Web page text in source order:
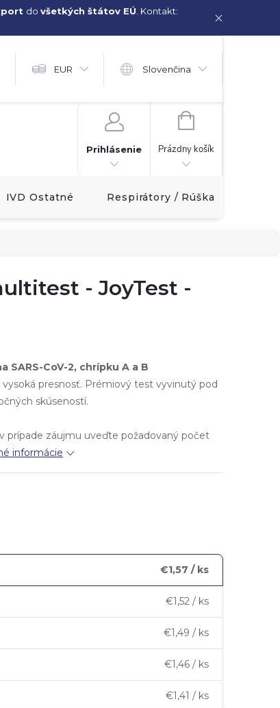
do všetkých štátov EÚ . Kontakt:
EUR Slovenčina
Prihlásenie
NÁKUPNÝ
Prázdny košík
IVD Ostatné Respirátory / Rúška
- JoyTest -
SARS-CoV-2, chrípku A a B
presnosť. Prémiový test vyvinutý pod
skúseností.
prípade záujmu uveďte požadovaný počet
informácie
€1,57 / ks
€1,52 / ks
€1,49 / ks
€1,46 / ks
€1,41 / ks